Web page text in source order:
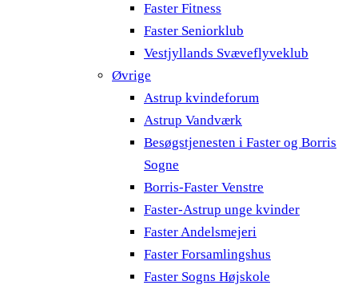
Faster Fitness
Faster Seniorklub
Vestjyllands Svæveflyveklub
Øvrige
Astrup kvindeforum
Astrup Vandværk
Besøgstjenesten i Faster og Borris
Sogne
Borris-Faster Venstre
Faster-Astrup unge kvinder
Faster Andelsmejeri
Faster Forsamlingshus
Faster Sogns Højskole